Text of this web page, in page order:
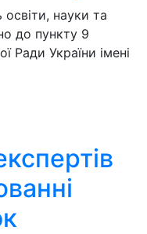
науки та
до пункту 9
Ради України імені